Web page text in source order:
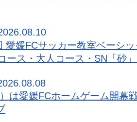
愛媛FCサッカー教室ベーシッ
ース・大人コース・SN「砂
は愛媛FCホームゲーム開幕